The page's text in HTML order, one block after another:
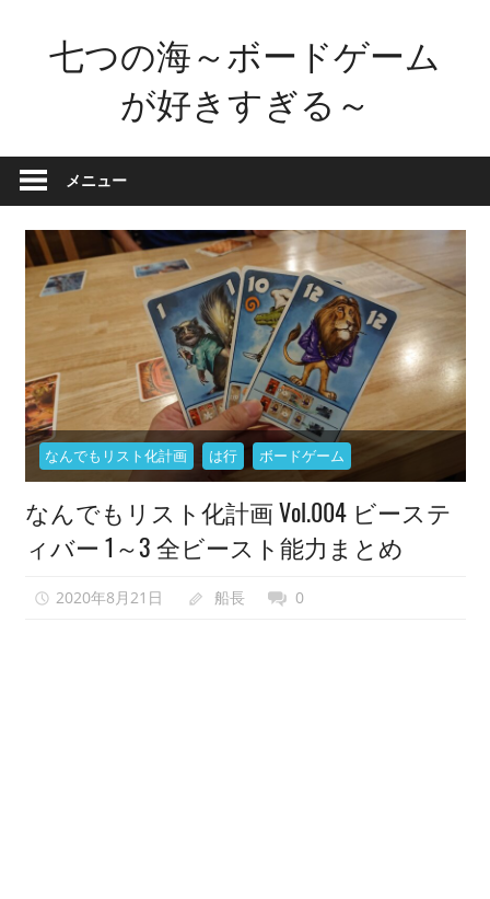
へ
キ
七つの海～ボードゲーム
が好きすぎる～
ー
ド
ゲ
ー
ム
き
す
ぎ
た
せ
い
で、
世
メニュー
なんでもリスト化計画 は行 ボードゲーム
なんでもリスト化計画 Vol.004 ビーステ
ィバー 1～3 全ビースト能力まとめ
2020年8月21日 船長 0